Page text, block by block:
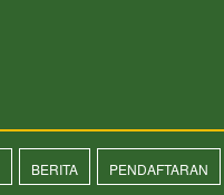
BERITA PENDAFTARAN